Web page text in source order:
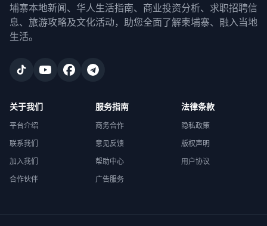
埔寨本地新闻、华人生活指南、商业投资分析、求职招聘信
息、旅游攻略及文化活动，助您全面了解柬埔寨、融入当地
生活。
关于我们
平台介绍
联系我们
加入我们
合作伙伴
服务指南
商务合作
意见反馈
帮助中心
广告服务
法律条款
隐私政策
版权声明
用户协议